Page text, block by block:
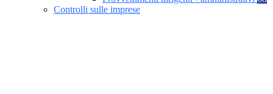
Controlli sulle imprese